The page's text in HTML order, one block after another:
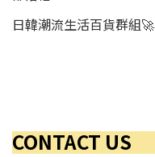
日韓潮流生活百貨群組🚀
CONTACT US